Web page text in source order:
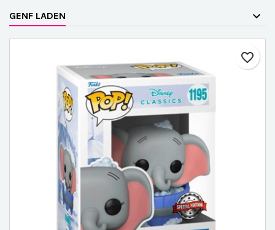
GENF LADEN
favorite_border